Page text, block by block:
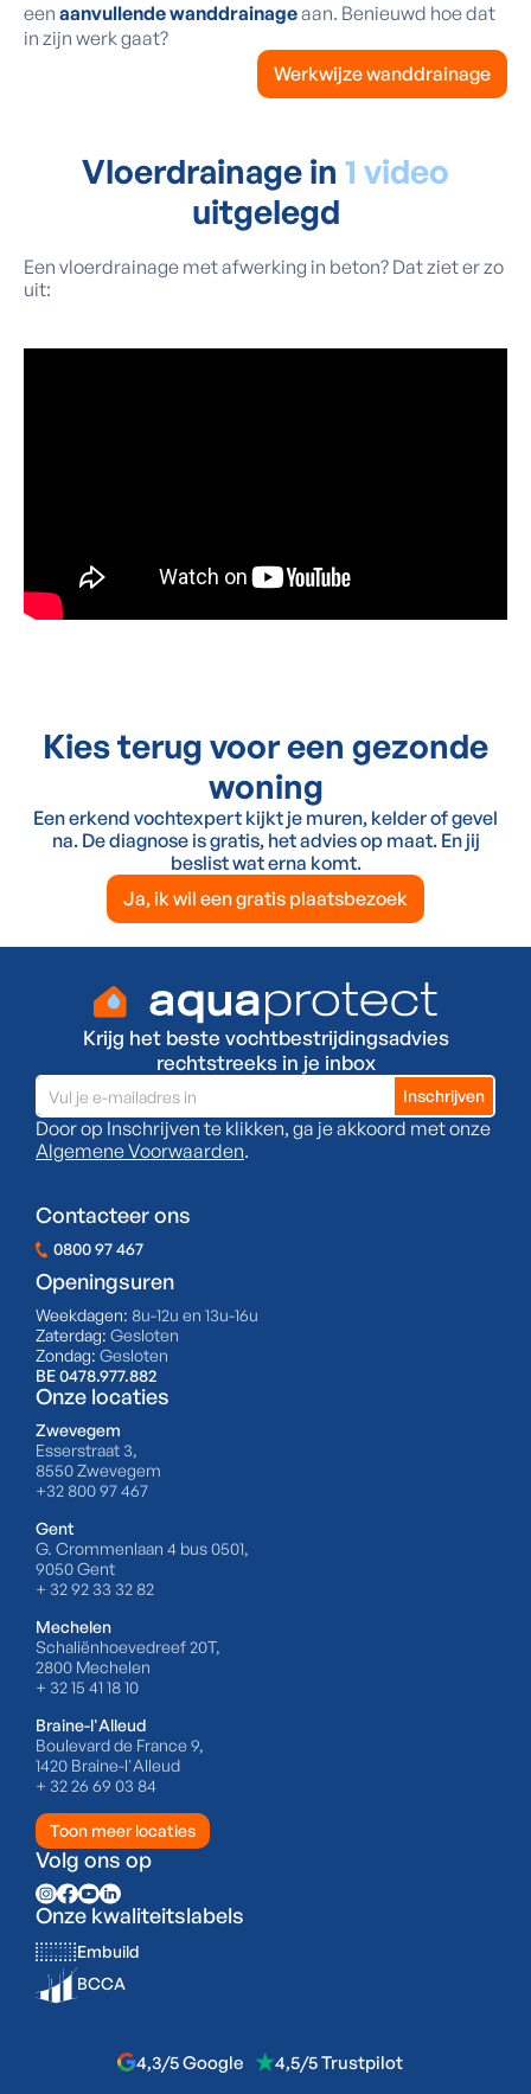
een aanvullende wanddrainageaan. Benieuwd hoe dat
in zijn werk gaat?
Werkwijze wanddrainage
Vloerdrainage in 1 video
uitgelegd
Een vloerdrainage met afwerking in beton? Dat ziet er zo
uit:
Kies terug voor een gezonde
woning
Een erkend vochtexpert kijkt je muren, kelder of gevel
na. De diagnose is gratis, het advies op maat. En jij
beslist wat erna komt.
Ja, ik wil een gratis plaatsbezoek
Krijg het beste vochtbestrijdingsadvies
rechtstreeks in je inbox
Door op Inschrijven te klikken, ga je akkoord met onze
Algemene Voorwaarden.
Contacteer ons
0800 97 467
Openingsuren
Weekdagen: 8u-12u en 13u-16u
Zaterdag: Gesloten
Zondag: Gesloten
BE 0478.977.882
Onze locaties
Zwevegem
Esserstraat 3,
8550 Zwevegem
+32 800 97 467
Gent
G. Crommenlaan 4 bus 0501,
9050 Gent
+ 32 92 33 32 82
Mechelen
Schaliënhoevedreef 20T,
2800 Mechelen
+ 32 15 41 18 10
Braine-l'Alleud
Boulevard de France 9,
1420 Braine-l'Alleud
+ 32 26 69 03 84
Toon meer locaties
Volg ons op
Onze kwaliteitslabels
Embuild
BCCA
4,3/5 Google 4,5/5 Trustpilot